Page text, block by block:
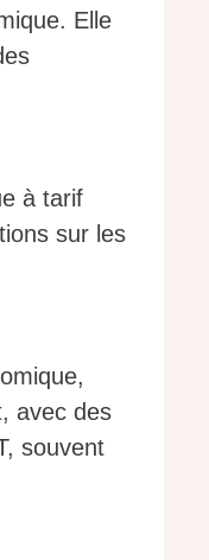
Elle
à tarif
sur les
avec des
souvent